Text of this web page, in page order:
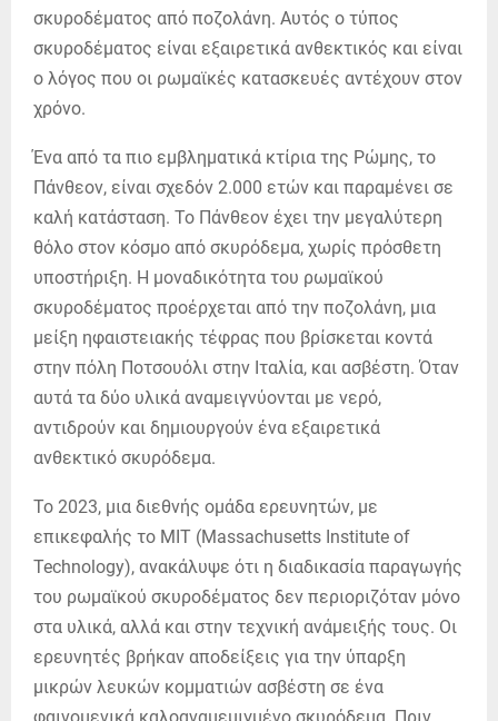
σκυροδέματος από ποζολάνη. Αυτός ο τύπος
σκυροδέματος είναι εξαιρετικά ανθεκτικός και είναι
ο λόγος που οι ρωμαϊκές κατασκευές αντέχουν στον
χρόνο.
Ένα από τα πιο εμβληματικά κτίρια της Ρώμης, το
Πάνθεον, είναι σχεδόν 2.000 ετών και παραμένει σε
καλή κατάσταση. Το Πάνθεον έχει την μεγαλύτερη
θόλο στον κόσμο από σκυρόδεμα, χωρίς πρόσθετη
υποστήριξη. Η μοναδικότητα του ρωμαϊκού
σκυροδέματος προέρχεται από την ποζολάνη, μια
μείξη ηφαιστειακής τέφρας που βρίσκεται κοντά
στην πόλη Ποτσουόλι στην Ιταλία, και ασβέστη. Όταν
αυτά τα δύο υλικά αναμειγνύονται με νερό,
αντιδρούν και δημιουργούν ένα εξαιρετικά
ανθεκτικό σκυρόδεμα.
Το 2023, μια διεθνής ομάδα ερευνητών, με
επικεφαλής το ΜΙΤ (Massachusetts Institute of
Technology), ανακάλυψε ότι η διαδικασία παραγωγής
του ρωμαϊκού σκυροδέματος δεν περιοριζόταν μόνο
στα υλικά, αλλά και στην τεχνική ανάμειξής τους. Οι
ερευνητές βρήκαν αποδείξεις για την ύπαρξη
μικρών λευκών κομματιών ασβέστη σε ένα